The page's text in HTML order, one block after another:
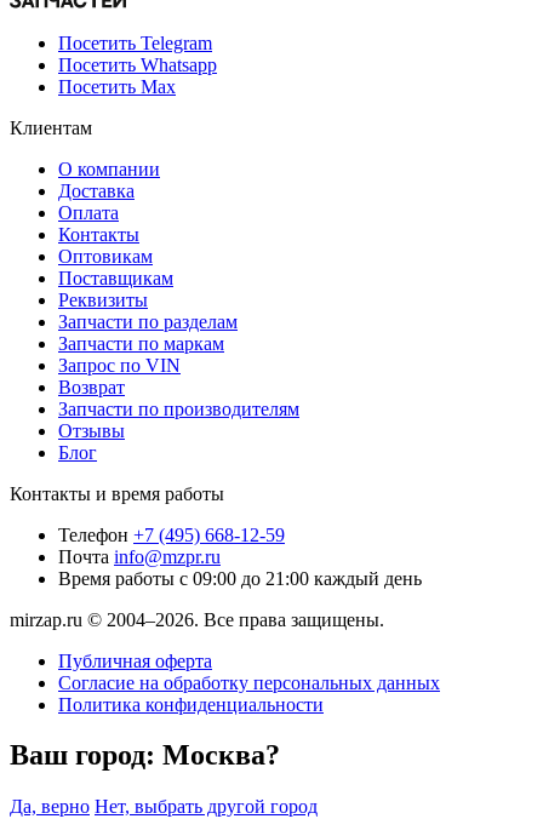
Посетить Telegram
Посетить Whatsapp
Посетить Max
Клиентам
О компании
Доставка
Оплата
Контакты
Оптовикам
Поставщикам
Реквизиты
Запчасти по разделам
Запчасти по маркам
Запрос по VIN
Возврат
Запчасти по производителям
Отзывы
Блог
Контакты и время работы
Телефон +7 (495) 668-12-59
Почта info@mzpr.ru
Время работы с 09:00 до 21:00 каждый день
mirzap.ru © 2004–2026. Все права защищены.
Публичная оферта
Согласие на обработку персональных данных
Политика конфиденциальности
Ваш город: Москва?
Да, верно Нет, выбрать другой город